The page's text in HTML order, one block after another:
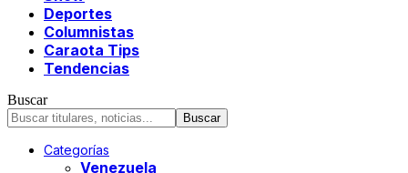
Deportes
Columnistas
Caraota Tips
Tendencias
Buscar
Categorías
Venezuela